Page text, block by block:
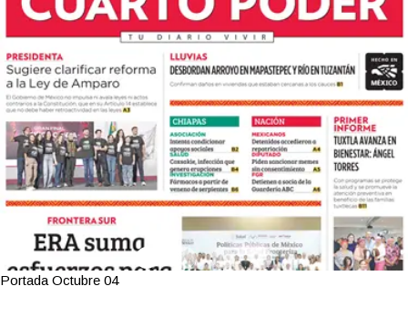
Portada Octubre 04